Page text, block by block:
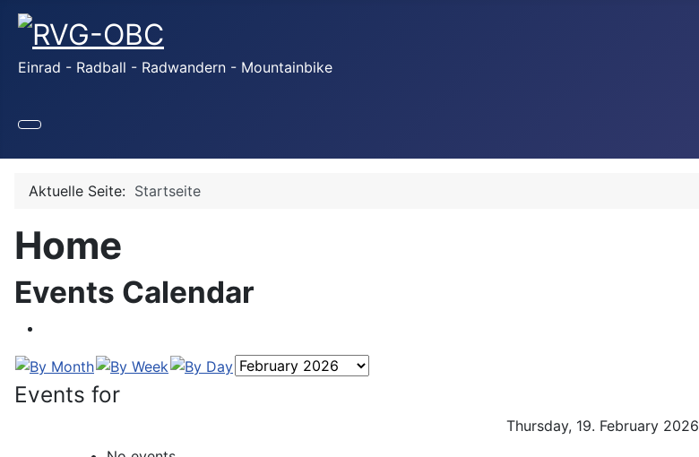
Einrad - Radball - Radwandern - Mountainbike
Aktuelle Seite: Startseite
Home
Events Calendar
Events for
Thursday, 19. February 2026